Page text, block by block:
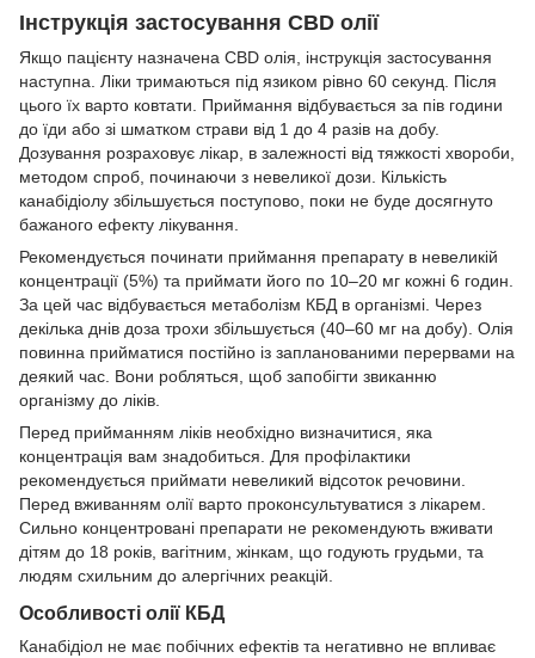
Інструкція застосування CBD олії
Якщо пацієнту назначена CBD олія, інструкція застосування
наступна. Ліки тримаються під язиком рівно 60 секунд. Після
цього їх варто ковтати. Приймання відбувається за пів години
до їди або зі шматком страви від 1 до 4 разів на добу.
Дозування розраховує лікар, в залежності від тяжкості хвороби,
методом спроб, починаючи з невеликої дози. Кількість
канабідіолу збільшується поступово, поки не буде досягнуто
бажаного ефекту лікування.
Рекомендується починати приймання препарату в невеликій
концентрації (5%) та приймати його по 10–20 мг кожні 6 годин.
За цей час відбувається метаболізм КБД в організмі. Через
декілька днів доза трохи збільшується (40–60 мг на добу). Олія
повинна прийматися постійно із запланованими перервами на
деякий час. Вони робляться, щоб запобігти звиканню
організму до ліків.
Перед прийманням ліків необхідно визначитися, яка
концентрація вам знадобиться. Для профілактики
рекомендується приймати невеликий відсоток речовини.
Перед вживанням олії варто проконсультуватися з лікарем.
Сильно концентровані препарати не рекомендують вживати
дітям до 18 років, вагітним, жінкам, що годують грудьми, та
людям схильним до алергічних реакцій.
Особливості олії КБД
Канабідіол не має побічних ефектів та негативно не впливає